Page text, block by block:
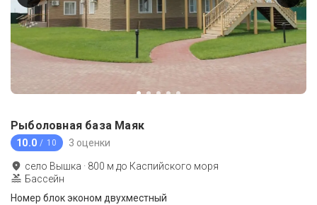
Рыболовная база Маяк
10.0 / 10 3 оценки
село Вышка · 800 м до Каспийского моря
Бассейн
Номер блок эконом двухместный